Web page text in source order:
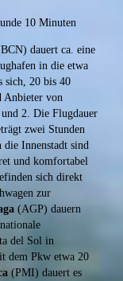
10 Minuten
dauert ca. eine
in die etwa
sich, 20 bis 40
Anbieter von
2. Die Flugdauer
zwei Stunden
die Innenstadt sind
und komfortabel
sich direkt
zur
(AGP) dauern
del Sol in
dem Pkw etwa 20
(PMI) dauert es